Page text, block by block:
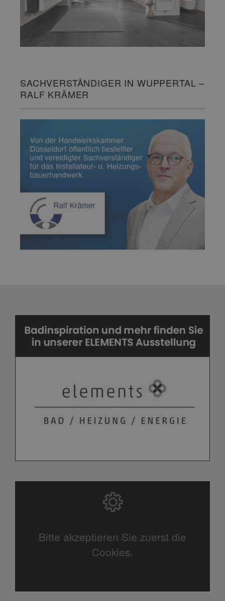
SACHVERSTÄNDIGER IN WUPPERTAL –
RALF KRÄMER
Bitte akzeptieren Sie zuerst die
Cookies.